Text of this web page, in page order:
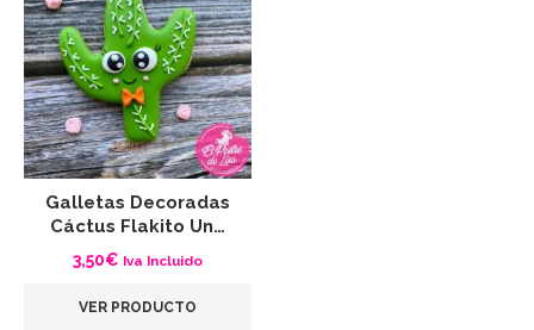
Galletas Decoradas
Cáctus Flakito Un…
3,50€ Iva Incluido
VER PRODUCTO